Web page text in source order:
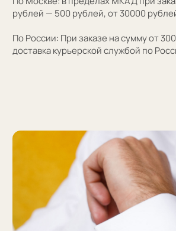
Персонализация
сделать, мы поможем с идеей наводящими вопросами.